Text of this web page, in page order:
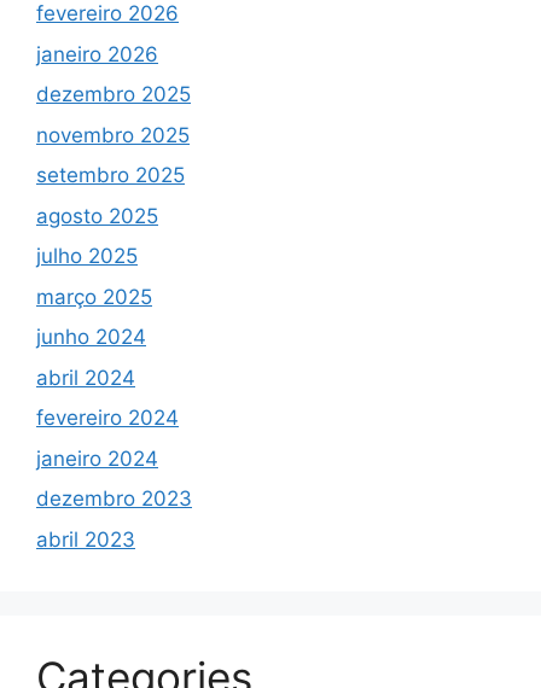
fevereiro 2026
janeiro 2026
dezembro 2025
novembro 2025
setembro 2025
agosto 2025
julho 2025
março 2025
junho 2024
abril 2024
fevereiro 2024
janeiro 2024
dezembro 2023
abril 2023
Categories